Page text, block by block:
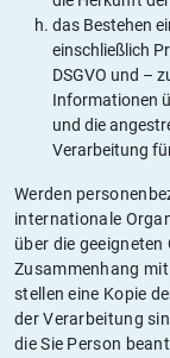
das Bestehen
einschließlich
DSGVO und –
Informationen
und die
Verarbeitung
Werden
internationale
über die
Zusammenhang
stellen eine Kopie
der Verarbeitung
die Sie Person